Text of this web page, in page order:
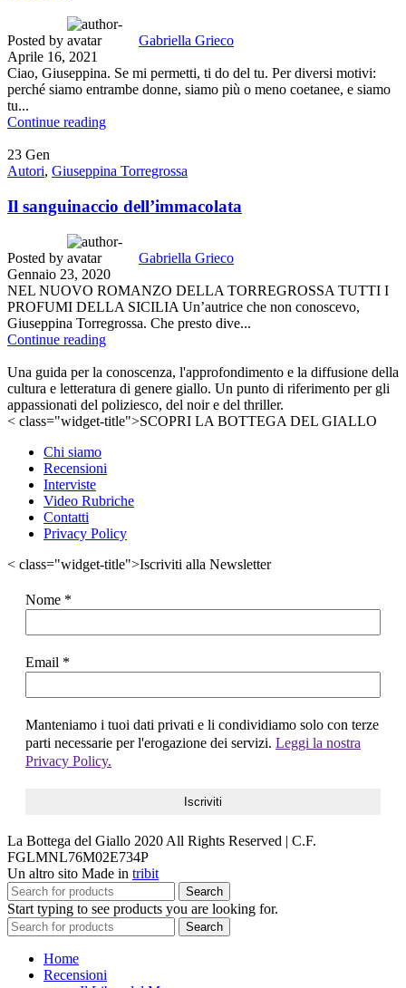
Posted by
Gabriella Grieco
Aprile 16, 2021
Ciao, Giuseppina. Se mi permetti, ti do del tu. Per diversi motivi:
perché siamo entrambe donne, siamo più o meno coetanee, e siamo
tu...
Continue reading
23 Gen
Autori, Giuseppina Torregrossa
Il sanguinaccio dell’immacolata
Posted by
Gabriella Grieco
Gennaio 23, 2020
NEL NUOVO ROMANZO DELLA TORREGROSSA TUTTI I
PROFUMI DELLA SICILIA Un’autrice che non conoscevo,
Giuseppina Torregrossa. Che presto dive...
Continue reading
Una guida per la conoscenza, l'approfondimento e la diffusione della
cultura e letteratura di genere giallo. Un punto di riferimento per gli
appassionati del poliziesco, del noir e del thriller.
< class="widget-title">SCOPRI LA BOTTEGA DEL GIALLO
Chi siamo
Recensioni
Interviste
Video Rubriche
Contatti
Privacy Policy
< class="widget-title">Iscriviti alla Newsletter
Nome *
Email *
Manteniamo i tuoi dati privati e li condividiamo solo con terze
parti necessarie per l'erogazione dei servizi. Leggi la nostra
Privacy Policy.
La Bottega del Giallo 2020 All Rights Reserved | C.F.
FGLMNL76M02E734P
Un altro sito Made in tribit
Search
Start typing to see products you are looking for.
Search
Home
Recensioni